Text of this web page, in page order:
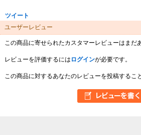
ツイート
ユーザーレビュー
この商品に寄せられたカスタマーレビューはまだ
レビューを評価するには ログインが必要です。
この商品に対するあなたのレビューを投稿するこ